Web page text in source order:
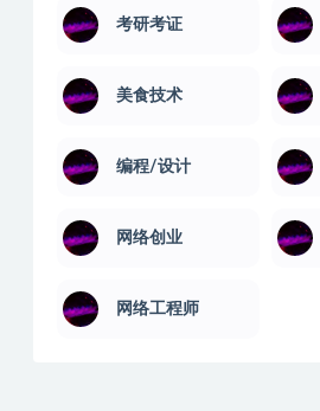
考研考证
美食技术
编程/设计
网络创业
网络工程师